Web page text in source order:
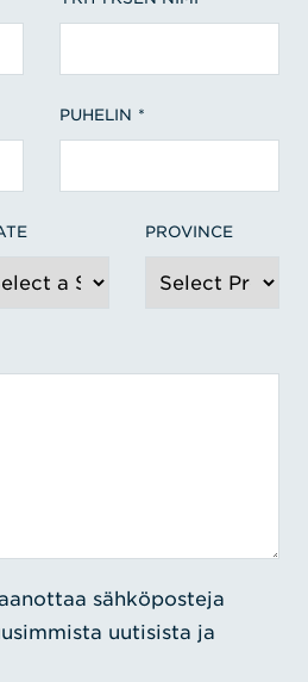
PUHELIN
PROVINCE
sähköposteja
uutisista ja